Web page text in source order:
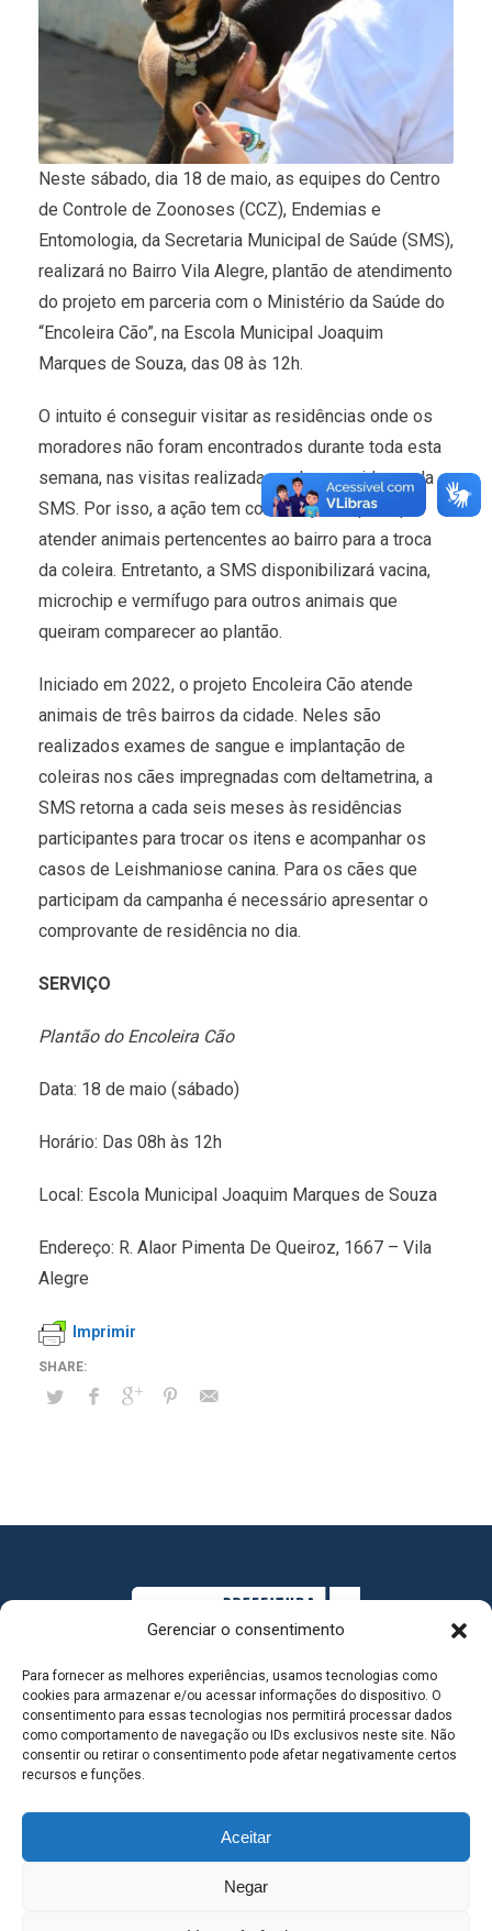
Gerenciar o consentimento
Para fornecer as melhores experiências, usamos tecnologias como
cookies para armazenar e/ou acessar informações do dispositivo. O
consentimento para essas tecnologias nos permitirá processar dados
como comportamento de navegação ou IDs exclusivos neste site. Não
consentir ou retirar o consentimento pode afetar negativamente certos
recursos e funções.
Aceitar
Negar
Neste sábado, dia 18 de maio, as equipes do Centro
de Controle de Zoonoses (CCZ), Endemias e
Entomologia, da Secretaria Municipal de Saúde (SMS),
realizará no Bairro Vila Alegre, plantão de atendimento
do projeto em parceria com o Ministério da Saúde do
“Encoleira Cão”, na Escola Municipal Joaquim
Marques de Souza, das 08 às 12h.
O intuito é conseguir visitar as residências onde os
moradores não foram encontrados durante toda esta
semana, nas visitas realizadas pelos servidores da
SMS. Por isso, a ação tem como objetivo principal
atender animais pertencentes ao bairro para a troca
da coleira. Entretanto, a SMS disponibilizará vacina,
microchip e vermífugo para outros animais que
queiram comparecer ao plantão.
Iniciado em 2022, o projeto Encoleira Cão atende
animais de três bairros da cidade. Neles são
realizados exames de sangue e implantação de
coleiras nos cães impregnadas com deltametrina, a
SMS retorna a cada seis meses às residências
participantes para trocar os itens e acompanhar os
casos de Leishmaniose canina. Para os cães que
participam da campanha é necessário apresentar o
comprovante de residência no dia.
SERVIÇO
Plantão do Encoleira Cão
Data: 18 de maio (sábado)
Horário: Das 08h às 12h
Local: Escola Municipal Joaquim Marques de Souza
Endereço: R. Alaor Pimenta De Queiroz, 1667 – Vila
Alegre
Imprimir
MAPA DO SITE
SEDE DO ADMINISTRATIVO MUNICIPAL - Avenida